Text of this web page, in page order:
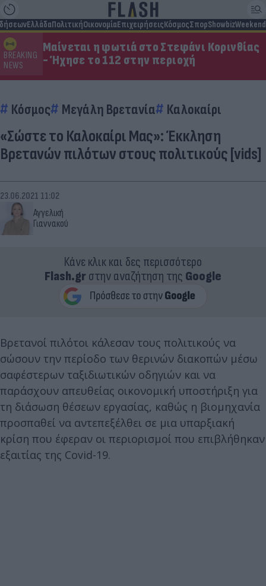
ΕλλάδαΠολιτικήΟικονομίαΕπιχειρήσειςΚόσμοςΣπορShowbizWeekend
BREAKING
NEWS
Μαίνεται η φωτιά στο Στεφάνι Κορινθίας
- Ήχησε το 112 στην περιοχή
Κόσμος Μεγάλη Βρετανία Καλοκαίρι
«Σώστε το Καλοκαίρι Μας»: Έκκληση
Βρετανών πιλότων στους πολιτικούς [vids]
Αγγελική
Γιαννακού
23.06.2021 11:02
Κάνε κλικ και δες περισσότερο
Flash.grστην αναζήτηση της Google
Βρετανοί πιλότοι κάλεσαν τους πολιτικούς να
σώσουν την περίοδο των θερινών διακοπών μέσω
σαφέστερων ταξιδιωτικών οδηγιών και να
παράσχουν απευθείας οικονομική υποστήριξη για
τη διάσωση θέσεων εργασίας, καθώς η βιομηχανία
προσπαθεί να αντεπεξέλθει σε μια υπαρξιακή
κρίση που έφεραν οι περιορισμοί που επιβλήθηκαν
εξαιτίας της Covid-19.